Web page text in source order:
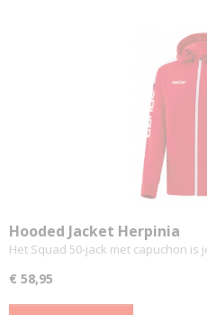
Hooded Jacket Herpinia
Het Squad 50-jack met capuchon
€ 58,95